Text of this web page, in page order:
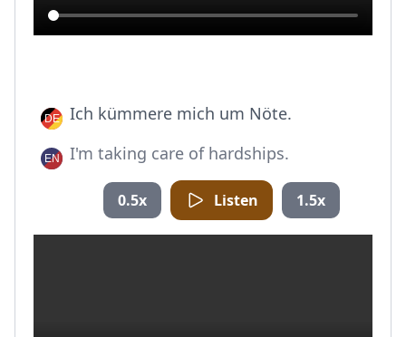
Ich kümmere mich um Nöte.
I'm taking care of hardships.
0.5x Listen 1.5x